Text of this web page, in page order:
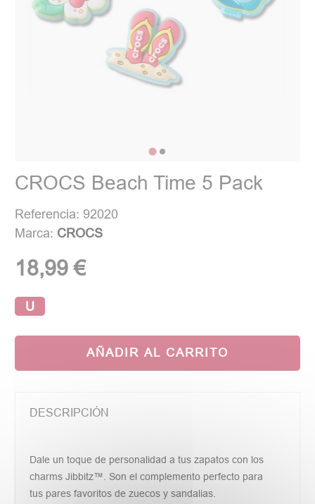
CROCS Beach Time 5 Pack
Referencia: 92020
Marca: CROCS
18,99 €
U
AÑADIR AL CARRITO
DESCRIPCIÓN
Dale un toque de personalidad a tus zapatos con los
charms Jibbitz™. Son el complemento perfecto para
tus pares favoritos de zuecos y sandalias.